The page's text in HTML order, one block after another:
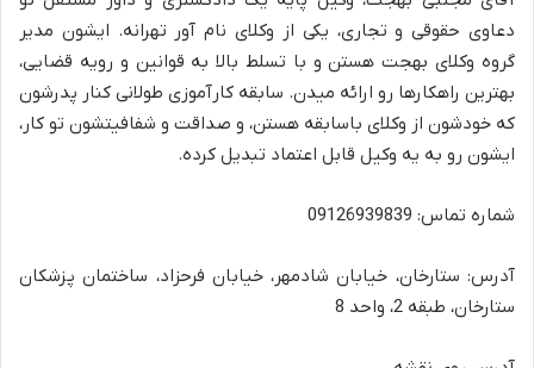
دعاوی حقوقی و تجاری، یکی از وکلای نام آور تهرانه. ایشون مدیر
گروه وکلای بهجت هستن و با تسلط بالا به قوانین و رویه قضایی،
بهترین راهکارها رو ارائه میدن. سابقه کارآموزی طولانی کنار پدرشون
که خودشون از وکلای باسابقه هستن، و صداقت و شفافیتشون تو کار،
ایشون رو به یه وکیل قابل اعتماد تبدیل کرده.
شماره تماس: 09126939839
آدرس: ستارخان، خیابان شادمهر، خیابان فرحزاد، ساختمان پزشکان
ستارخان، طبقه 2، واحد 8